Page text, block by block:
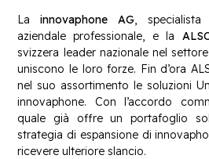
Lainnovaphone AG, specialista
aziendale professionale, e la
svizzera leader nazionale nel
uniscono le loro forze. Fin d’ora
nel suo assortimento le soluzioni
innovaphone. Con l’accordo
quale già offre un portafoglio
strategia di espansione di
ricevere ulteriore slancio.